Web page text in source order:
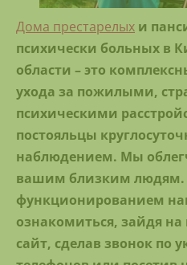
Дома престарелых и
психически больных в
области – это
ухода за пожилыми,
психическими
постояльцы
наблюдением. Мы
вашим близким людям.
функционированием
ознакомиться, зайдя
сайт, сделав звонок по